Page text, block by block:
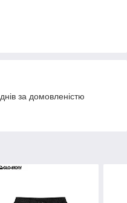
за домовленістю